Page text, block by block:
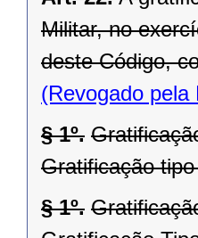
Militar, no
deste Código,
(Revogado pela
§ 1º.
Gratificação
§ 1º.